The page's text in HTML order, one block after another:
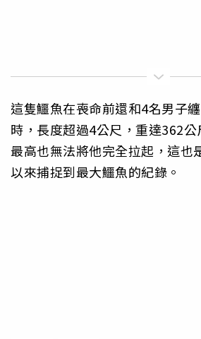
這隻鱷魚在喪命前還和4名男子
時，長度超過4公尺，重達362
最高也無法將他完全拉起，這也
以來捕捉到最大鱷魚的紀錄。